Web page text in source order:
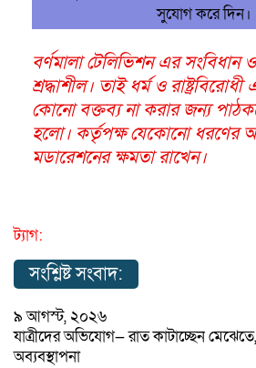
সুযোগ করে দিন।
বর্ণমালা টেলিভিশন এর সংবিধান
শ্রদ্ধাশীল। তাই ধর্ম ও
কোনো বক্তব্য না করার জন্য
হলো। কর্তৃপক্ষ যেকোনো ধরণের
মডারেশনের ক্ষমতা রাখেন।
ট্যাগ:
সংশ্লিষ্ট সংবাদ:
৯ আগস্ট, ২০২৬
যাত্রীদের অভিযোগ— রাত কাটাচ্ছেন
অব্যবস্থাপনা